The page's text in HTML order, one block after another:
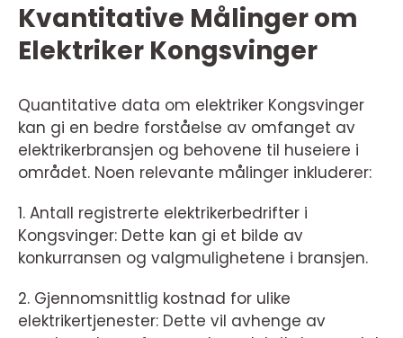
Kvantitative Målinger om
Elektriker Kongsvinger
Quantitative data om elektriker Kongsvinger
kan gi en bedre forståelse av omfanget av
elektrikerbransjen og behovene til huseiere i
området. Noen relevante målinger inkluderer:
1. Antall registrerte elektrikerbedrifter i
Kongsvinger: Dette kan gi et bilde av
konkurransen og valgmulighetene i bransjen.
2. Gjennomsnittlig kostnad for ulike
elektrikertjenester: Dette vil avhenge av